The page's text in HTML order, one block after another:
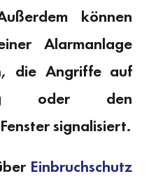
können
Alarmanlage
die Angriffe auf
oder den
signalisiert.
Einbruchschutz